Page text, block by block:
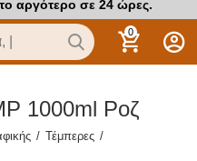
αργότερο σε 24 ώρες.
0
1000ml Ροζ
/ Τέμπερες /